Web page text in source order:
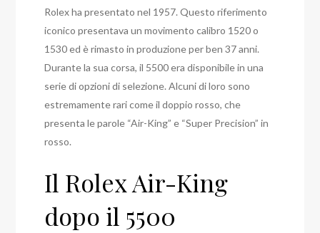
Rolex ha presentato nel 1957. Questo riferimento
iconico presentava un movimento calibro 1520 o
1530 ed è rimasto in produzione per ben 37 anni.
Durante la sua corsa, il 5500 era disponibile in una
serie di opzioni di selezione. Alcuni di loro sono
estremamente rari come il doppio rosso, che
presenta le parole “Air-King” e “Super Precision” in
rosso.
Il Rolex Air-King
dopo il 5500